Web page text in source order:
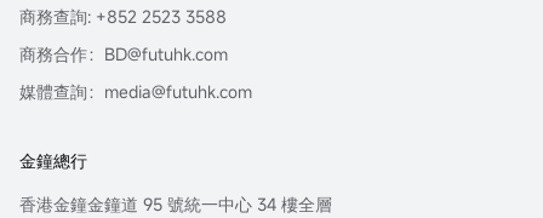
商務查詢: +852 2523 3588
商務合作：BD@futuhk.com
媒體查詢：media@futuhk.com
金鐘總行
香港金鐘金鐘道 95 號統一中心 34 樓全層